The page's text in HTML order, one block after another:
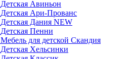
Детская Авиньон
Детская Ари-Прованс
Детская Дания NEW
Детская Пенни
Мебель для детской Скандия
Детская Хельсинки